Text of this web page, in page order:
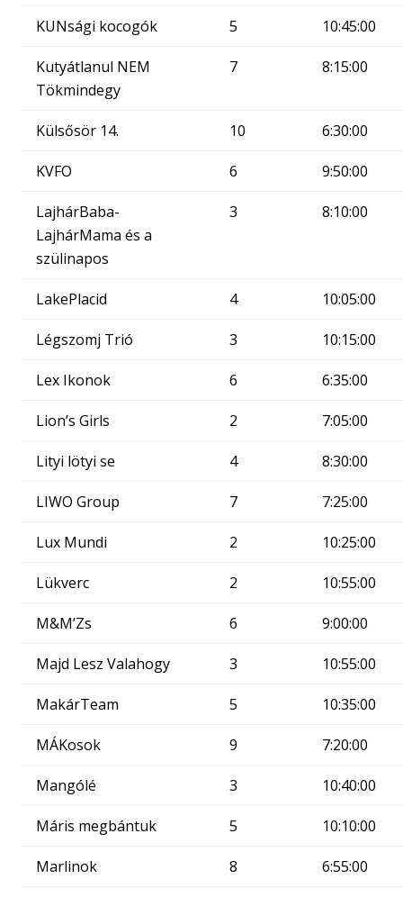
KUNsági kocogók 5 10:45:00
Kutyátlanul NEM
Tökmindegy
7 8:15:00
Külsősör 14. 10 6:30:00
KVFO 6 9:50:00
LajhárBaba-
LajhárMama és a
szülinapos
3 8:10:00
LakePlacid 4 10:05:00
Légszomj Trió 3 10:15:00
Lex Ikonok 6 6:35:00
Lion’s Girls 2 7:05:00
Lityi lötyi se 4 8:30:00
LIWO Group 7 7:25:00
Lux Mundi 2 10:25:00
Lükverc 2 10:55:00
M&M’Zs 6 9:00:00
Majd Lesz Valahogy 3 10:55:00
MakárTeam 5 10:35:00
MÁKosok 9 7:20:00
Mangólé 3 10:40:00
Máris megbántuk 5 10:10:00
Marlinok 8 6:55:00